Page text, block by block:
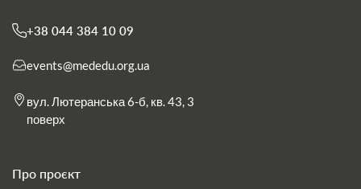
+38 044 384 10 09
events@mededu.org.ua
вул. Лютеранська 6-б, кв. 43, 3
поверх
Про проєкт